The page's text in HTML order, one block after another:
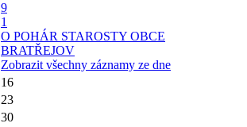
9
1
O POHÁR STAROSTY OBCE
BRATŘEJOV
Zobrazit všechny záznamy ze dne
16
23
30